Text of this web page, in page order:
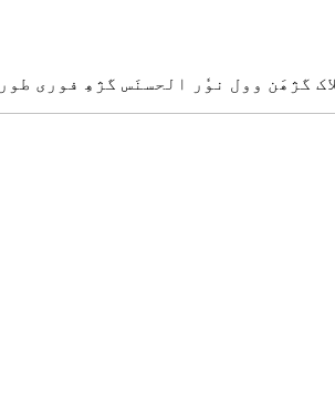
گژھَن وول نوٗر الحسنَس گژھِ فوری